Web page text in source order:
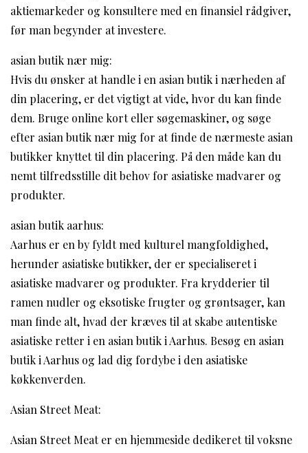
aktiemarkeder og konsultere med en finansiel rådgiver,
før man begynder at investere.
asian butik nær mig:
Hvis du ønsker at handle i en asian butik i nærheden af ​​
din placering, er det vigtigt at vide, hvor du kan finde
dem. Bruge online kort eller søgemaskiner, og søge
efter asian butik nær mig for at finde de nærmeste asian
butikker knyttet til din placering. På den måde kan du
nemt tilfredsstille dit behov for asiatiske madvarer og
produkter.
asian butik aarhus:
Aarhus er en by fyldt med kulturel mangfoldighed,
herunder asiatiske butikker, der er specialiseret i
asiatiske madvarer og produkter. Fra krydderier til
ramen nudler og eksotiske frugter og grøntsager, kan
man finde alt, hvad der kræves til at skabe autentiske
asiatiske retter i en asian butik i Aarhus. Besøg en asian
butik i Aarhus og lad dig fordybe i den asiatiske
køkkenverden.
Asian Street Meat:
Asian Street Meat er en hjemmeside dedikeret til voksne